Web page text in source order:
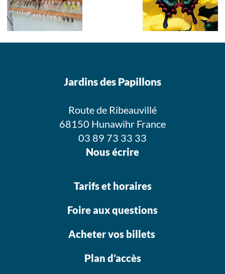
Jardins des Papillons
Route de Ribeauvillé
68150 Hunawihr France
03 89 73 33 33
Nous écrire
Tarifs et horaires
Foire aux questions
Acheter vos billets
Plan d’accès